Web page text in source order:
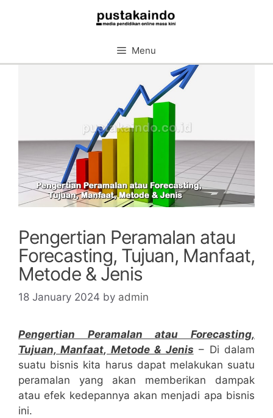
Menu
Pengertian Peramalan atau
Forecasting, Tujuan, Manfaat,
Metode & Jenis
18 January 2024 by admin
Pengertian Peramalan atau Forecasting,
Tujuan, Manfaat, Metode & Jenis – Di dalam
suatu bisnis kita harus dapat melakukan suatu
peramalan yang akan memberikan dampak
atau efek kedepannya akan menjadi apa bisnis
ini.